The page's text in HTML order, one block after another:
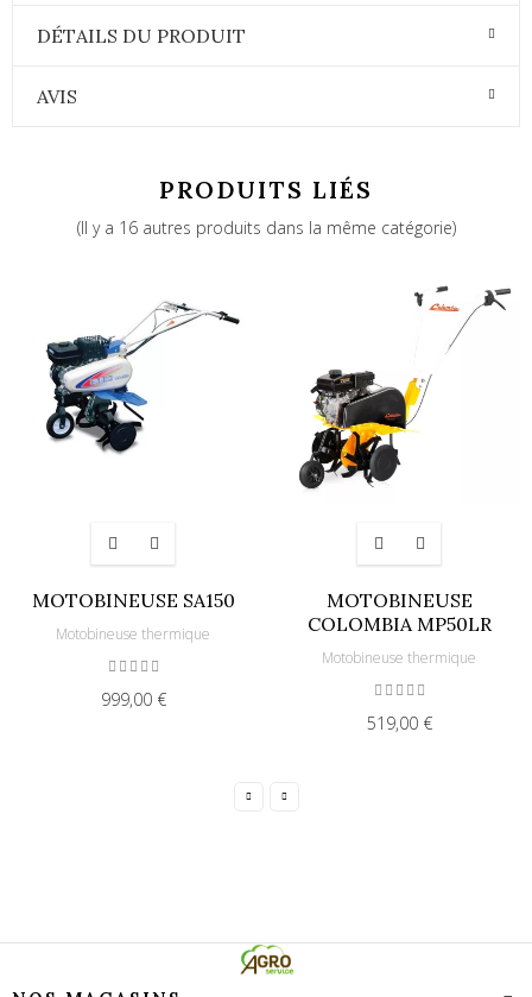
DÉTAILS DU PRODUIT
AVIS
PRODUITS LIÉS
(Il y a 16 autres produits dans la même catégorie)
MOTOBINEUSE SA150
Motobineuse thermique
999,00 €
MOTOBINEUSE
COLOMBIA MP50LR
Motobineuse thermique
519,00 €